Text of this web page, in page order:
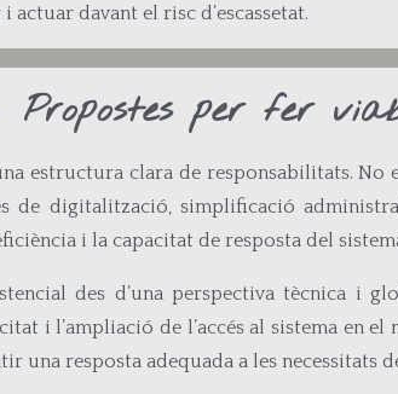
davant el risc d’escassetat.
per fer
estructura clara de responsabilitats. No
de digitalització, simplificació
i la capacitat de resposta del
des d’una perspectiva tècnica i
i l’ampliació de l’accés al sistema en
una resposta adequada a les necessitats